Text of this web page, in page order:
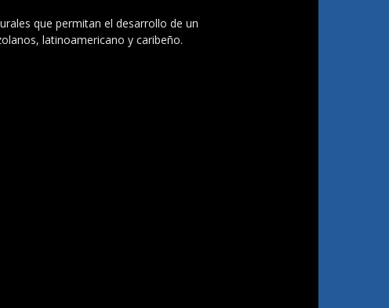
que permitan el desarrollo de un
latinoamericano y caribeño.